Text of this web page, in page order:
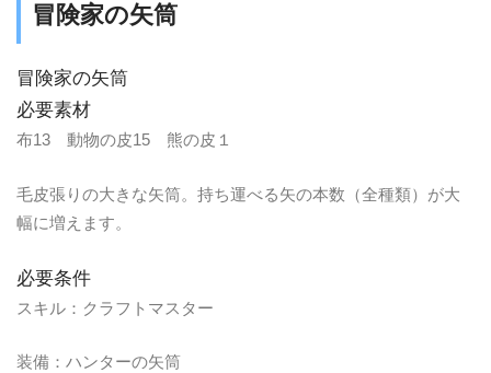
冒険家の矢筒
冒険家の矢筒
必要素材
布13 動物の皮15 熊の皮１
毛皮張りの大きな矢筒。持ち運べる矢の本数（全種類）が大
幅に増えます。
必要条件
スキル：クラフトマスター
装備：ハンターの矢筒